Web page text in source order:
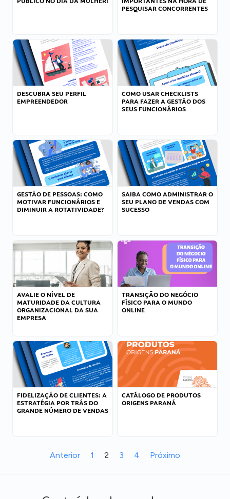
PESQUISAR CONCORRENTES
DESCUBRA SEU PERFIL
EMPREENDEDOR
COMO USAR CHECKLISTS
PARA FAZER A GESTÃO DOS
SEUS FUNCIONÁRIOS
GESTÃO DE PESSOAS: COMO
MOTIVAR FUNCIONÁRIOS E
DIMINUIR A ROTATIVIDADE?
SAIBA COMO ADMINISTRAR O
SEU PLANO DE VENDAS COM
SUCESSO
AVALIE O NÍVEL DE
MATURIDADE DA CULTURA
ORGANIZACIONAL DA SUA
EMPRESA
TRANSIÇÃO DO NEGÓCIO
FÍSICO PARA O MUNDO
ONLINE
FIDELIZAÇÃO DE CLIENTES: A
ESTRATÉGIA POR TRÁS DO
GRANDE NÚMERO DE VENDAS
CATÁLOGO DE PRODUTOS
ORIGENS PARANÁ
Anterior 1 2 3 4 Próximo